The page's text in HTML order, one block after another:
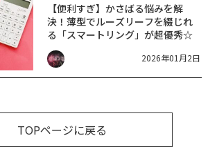
【便利すぎ】かさばる悩みを解
決！薄型でルーズリーフを綴じれ
る「スマートリング」が超優秀☆
2026年01月2日
TOPページに戻る